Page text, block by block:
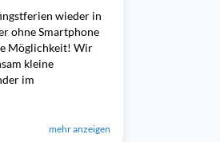
wieder in
ohne Smartphone
Möglichkeit! Wir
kleine
im
mehr anzeigen